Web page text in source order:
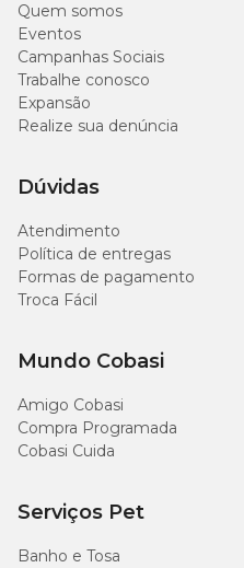
Quem somos
Eventos
Campanhas Sociais
Trabalhe conosco
Expansão
Realize sua denúncia
Dúvidas
Atendimento
Política de entregas
Formas de pagamento
Troca Fácil
Mundo Cobasi
Amigo Cobasi
Compra Programada
Cobasi Cuida
Serviços Pet
Banho e Tosa